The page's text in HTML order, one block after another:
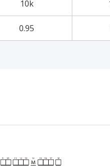
10k
0.95